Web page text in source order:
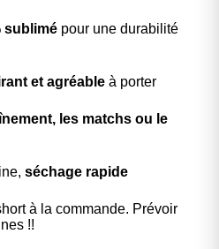
sublimé pour une durabilité
et agréable à porter
les matchs ou le
séchage rapide
à la commande. Prévoir
!!